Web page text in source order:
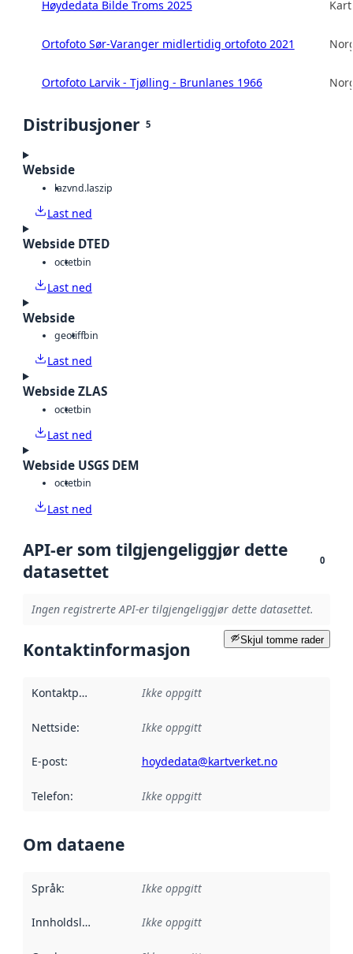
Høydedata Bilde Troms 2025
Ortofoto Sør-Varanger midlertidig ortofoto 2021
Ortofoto Larvik - Tjølling - Brunlanes 1966
Distribusjoner 5
Webside
lazvnd.laszip
Last ned
Webside DTED
octetbin
Last ned
Webside
geotiffbin
Last ned
Webside ZLAS
octetbin
Last ned
Webside USGS DEM
octetbin
Last ned
API-er som tilgjengeliggjør dette
datasettet
0
Ingen registrerte API-er tilgjengeliggjør dette datasettet.
Skjul tomme rader
Kontaktinformasjon
Kontaktpunkt Ikke oppgitt
Nettside: Ikke oppgitt
E-post: hoydedata@kartverket.no
Telefon: Ikke oppgitt
Om dataene
Språk: Ikke oppgitt
Innholdsleverandører :
Ikke oppgitt